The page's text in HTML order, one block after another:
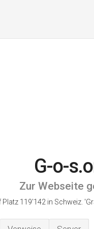
G-o-
Zur Webseite
119'142 in Schweiz.